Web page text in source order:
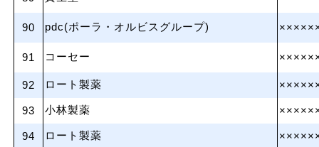
90 pdc(ポーラ・オルビスグループ)
91 コーセー
92 ロート製薬
93 小林製薬
94 ロート製薬